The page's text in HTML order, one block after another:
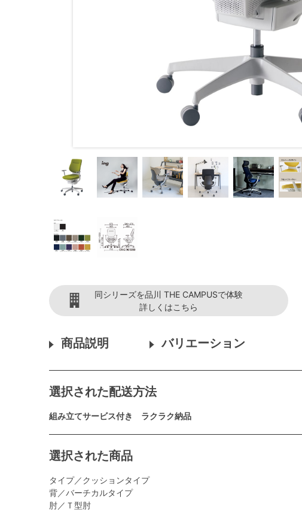
同シリーズを品川 THE CAMPUSで体験
詳しくはこちら
商品説明 バリエーション
選択された配送方法
組み立てサービス付き ラクラク納品
選択された商品
タイプ／クッションタイプ
背／バーチカルタイプ
肘／Ｔ型肘